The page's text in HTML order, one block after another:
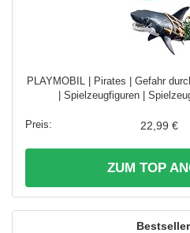
PLAYMOBIL | Pirates | Gefahr
| Spielzeugfiguren |
22,99 €
ZUM TOP